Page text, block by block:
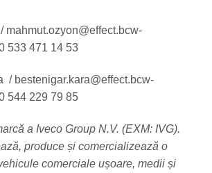
mahmut.ozyon@effect.bcw-
533 471 14 53
/ bestenigar.kara@effect.bcw-
544 229 79 85
a Iveco Group N.V. (EXM: IVG).
produce și comercializează o
comerciale ușoare, medii și